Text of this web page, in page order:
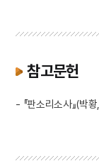
참고문헌
- 『판소리소사』(박